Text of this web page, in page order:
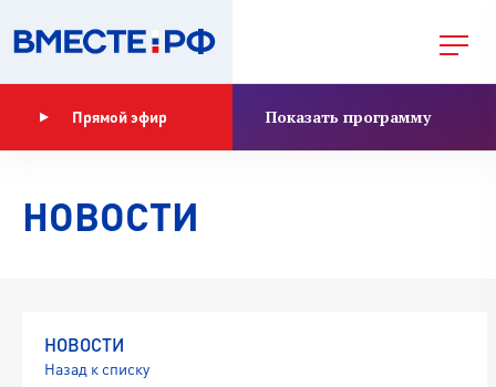
Прямой эфир Показать программу
НОВОСТИ
НОВОСТИ
Назад к списку